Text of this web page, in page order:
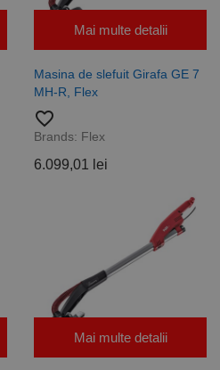
Mai multe detalii
Masina de slefuit Girafa GE 7
MH-R, Flex
favorite_border
Brands: Flex
6.099,01 lei
Mai multe detalii